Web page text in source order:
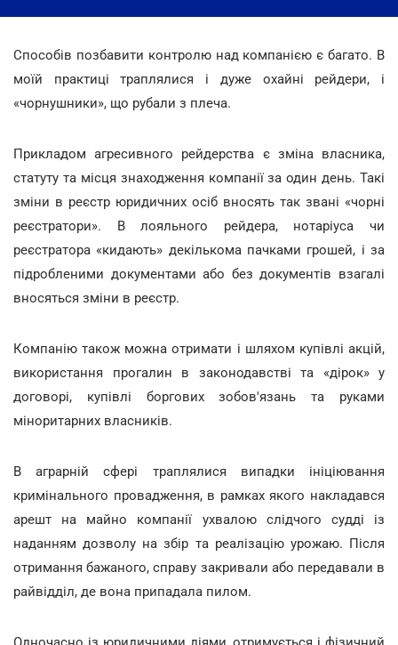
Способів позбавити контролю над компанією є багато. В
моїй практиці траплялися і дуже охайні рейдери, і
«чорнушники», що рубали з плеча.
Прикладом агресивного рейдерства є зміна власника,
статуту та місця знаходження компанії за один день. Такі
зміни в реєстр юридичних осіб вносять так звані «чорні
реєстратори». В лояльного рейдера, нотаріуса чи
реєстратора «кидають» декількома пачками грошей, і за
підробленими документами або без документів взагалі
вносяться зміни в реєстр.
Компанію також можна отримати і шляхом купівлі акцій,
використання прогалин в законодавстві та «дірок» у
договорі, купівлі боргових зобов'язань та руками
міноритарних власників.
В аграрній сфері траплялися випадки ініціювання
кримінального провадження, в рамках якого накладався
арешт на майно компанії ухвалою слідчого судді із
наданням дозволу на збір та реалізацію урожаю. Після
отримання бажаного, справу закривали або передавали в
райвідділ, де вона припадала пилом.